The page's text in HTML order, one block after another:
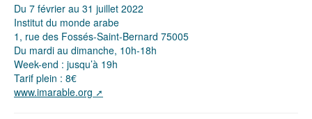
Du 7 février au 31 juillet 2022
Institut du monde arabe
1, rue des Fossés-Saint-Bernard 75005
Du mardi au dimanche, 10h-18h
Week-end : jusqu’à 19h
Tarif plein : 8€
www.imarable.org